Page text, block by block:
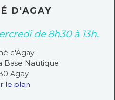
D'AGAY
de 8h30 à 13h.
d'Agay
Base Nautique
Agay
le plan